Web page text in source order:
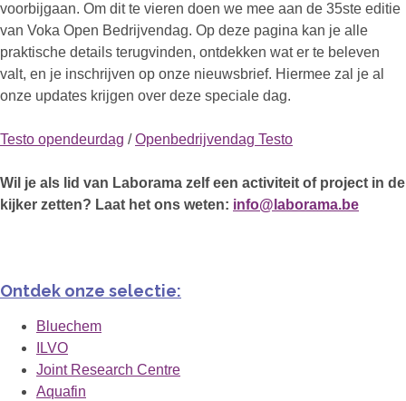
voorbijgaan. Om dit te vieren doen we mee aan de 35ste editie
van Voka Open Bedrijvendag. Op deze pagina kan je alle
praktische details terugvinden, ontdekken wat er te beleven
valt, en je inschrijven op onze nieuwsbrief. Hiermee zal je al
onze updates krijgen over deze speciale dag.
Testo opendeurdag /Openbedrijvendag Testo
Wil je als lid van Laborama zelf een activiteit of project in de
kijker zetten? Laat het ons weten: info@laborama.be
Ontdek onze selectie:
Bluechem
ILVO
Joint Research Centre
Aquafin